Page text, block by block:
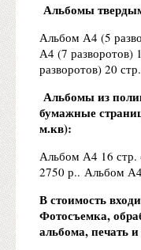
Альбомы
Альбом А4 (5
А4 (7 разворотов)
разворотов) 20
Альбомы из
бумажные
м.кв):
Альбом А4 16
2750 р.. Альбом
В стоимость
Фотосъемка,
альбома, печать